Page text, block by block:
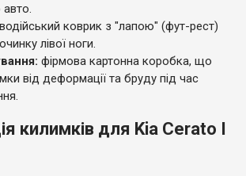
авто.
водійський коврик з "лапою" (фут-рест)
лівої ноги.
фірмова картонна коробка, що
від деформації та бруду під час
килимків для Kia Cerato I